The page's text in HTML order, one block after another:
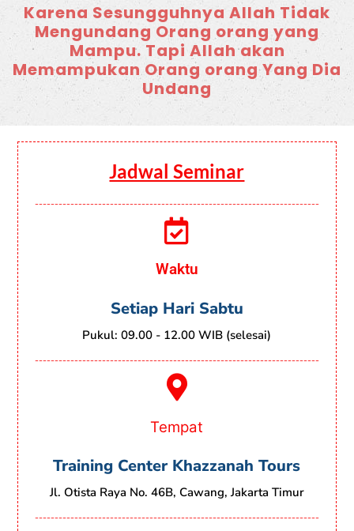
Karena Sesungguhnya Allah Tidak
Mengundang Orang orang yang
Mampu. Tapi Allah akan
Memampukan Orang orang Yang Dia
Undang
Jadwal Seminar
------------------------------------------------------------------------
Waktu
Setiap Hari Sabtu
Pukul: 09.00 - 12.00 WIB (selesai)
------------------------------------------------------------------------
Tempat
Training Center Khazzanah Tours
Jl. Otista Raya No. 46B, Cawang, Jakarta Timur
------------------------------------------------------------------------